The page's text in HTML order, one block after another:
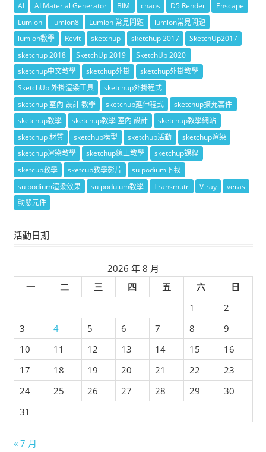
AI AI Material Generator BIM chaos D5 Render
Enscape
Lumion
lumion8 Lumion 常見問題
lumion常見問題
lumion教學
Revit sketchup sketchup 2017
SketchUp2017
sketchup 2018
SketchUp 2019
SketchUp 2020
sketchup中文教學
sketchup外掛
sketchup外掛教學
SketchUp 外掛渲染工具
sketchup外掛程式
sketchup 室內 設計 教學
sketchup延伸程式
sketchup擴充套件
sketchup教學
sketchup教學 室內 設計
sketchup教學網站
sketchup 材質
sketchup模型 sketchup活動
sketchup渲染
sketchup渲染教學
sketchup線上教學
sketchup課程
sketcup教學
sketcup教學影片
su podium下載
su podium渲染效果
su poduium教學 Transmutr V-ray
veras
動態元件
活動日期
2026 年 8 月
一
二 三 四 五 六
日
1
2
3
4 5 6 7 8
9
10
11 12 13 14 15
16
17
18 19 20 21 22
23
24
25 26 27 28 29
30
31
« 7 月